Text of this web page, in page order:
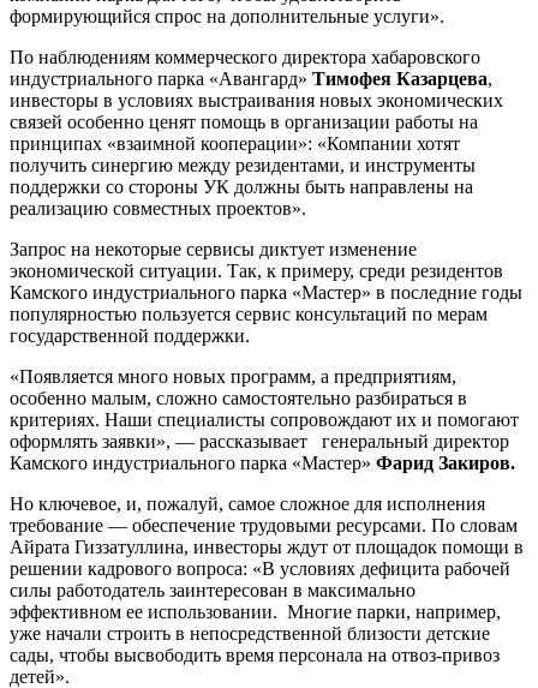
формирующийся спрос на дополнительные услуги».
По наблюдениям коммерческого директора хабаровского
индустриального парка «Авангард» Тимофея Казарцева,
инвесторы в условиях выстраивания новых экономических
связей особенно ценят помощь в организации работы на
принципах «взаимной кооперации»: «Компании хотят
получить синергию между резидентами, и инструменты
поддержки со стороны УК должны быть направлены на
реализацию совместных проектов».
Запрос на некоторые сервисы диктует изменение
экономической ситуации. Так, к примеру, среди резидентов
Камского индустриального парка «Мастер» в последние годы
популярностью пользуется сервис консультаций по мерам
государственной поддержки.
«Появляется много новых программ, а предприятиям,
особенно малым, сложно самостоятельно разбираться в
критериях. Наши специалисты сопровождают их и помогают
оформлять заявки», — рассказывает генеральный директор
Камского индустриального парка «Мастер» Фарид Закиров.
Но ключевое, и, пожалуй, самое сложное для исполнения
требование — обеспечение трудовыми ресурсами. По словам
Айрата Гиззатуллина, инвесторы ждут от площадок помощи в
решении кадрового вопроса: «В условиях дефицита рабочей
силы работодатель заинтересован в максимально
эффективном ее использовании. Многие парки, например,
уже начали строить в непосредственной близости детские
сады, чтобы высвободить время персонала на отвоз-привоз
детей».